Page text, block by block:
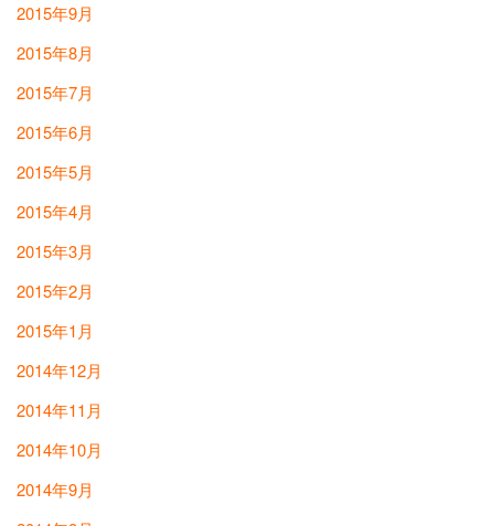
2015年9月
2015年8月
2015年7月
2015年6月
2015年5月
2015年4月
2015年3月
2015年2月
2015年1月
2014年12月
2014年11月
2014年10月
2014年9月